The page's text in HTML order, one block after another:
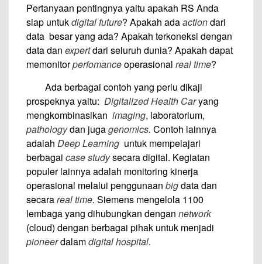
Pertanyaan pentingnya yaitu apakah RS Anda
siap untukdigital future? Apakah adaactiondari
data besar yang ada? Apakah terkoneksi dengan
data dan expertdari seluruh dunia? Apakah dapat
memonitorperfomanceoperasional real time?
Ada berbagai contoh yang perlu dikaji
prospeknya yaitu: Digitalized Health Caryang
mengkombinasikan imaging, laboratorium,
pathologydan jugagenomics. Contoh lainnya
adalah Deep Learning untuk mempelajari
berbagai case studysecara digital. Kegiatan
populer lainnya adalah monitoring kinerja
operasional melalui penggunaan bigdata dan
secarareal time. Siemens mengelola 1100
lembaga yang dihubungkan dengan network
(cloud) dengan berbagai pihak untuk menjadi
pioneerdalamdigital hospital.